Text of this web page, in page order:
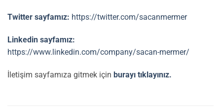
Twitter sayfamız: https://twitter.com/sacanmermer
Linkedin sayfamız:
https://www.linkedin.com/company/sacan-mermer/
İletişim sayfamıza gitmek için burayı tıklayınız.